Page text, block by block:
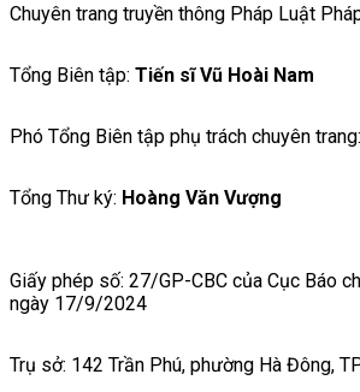
Chuyên trang truyền thông Pháp Luật
Tổng Biên tập: Tiến sĩ Vũ Hoài Nam
Phó Tổng Biên tập phụ trách chuyên trang:
Tổng Thư ký: Hoàng Văn Vượng
Giấy phép số: 27/GP-CBC của Cục Báo
ngày 17/9/2024
Trụ sở: 142 Trần Phú, phường Hà Đông,